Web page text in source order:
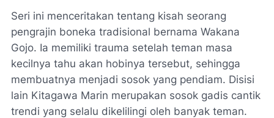
Seri ini menceritakan tentang kisah seorang
pengrajin boneka tradisional bernama Wakana
Gojo. Ia memiliki trauma setelah teman masa
kecilnya tahu akan hobinya tersebut, sehingga
membuatnya menjadi sosok yang pendiam. Disisi
lain Kitagawa Marin merupakan sosok gadis cantik
trendi yang selalu dikelilingi oleh banyak teman.